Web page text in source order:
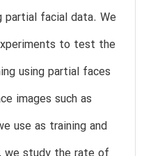
facial data. We
to test the
using partial faces
images such as
use as training and